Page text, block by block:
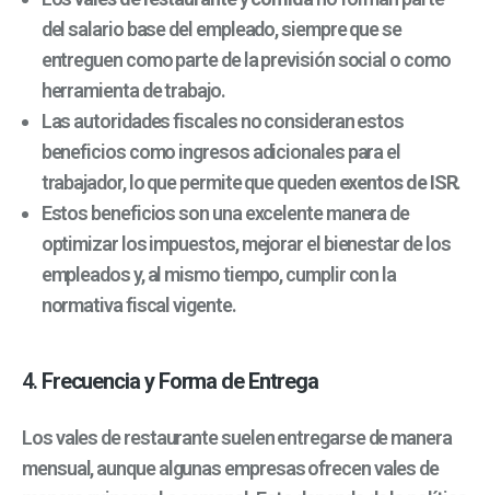
del salario base del empleado, siempre que se
entreguen como parte de la previsión social o como
herramienta de trabajo.
Las autoridades fiscales no consideran estos
beneficios como ingresos adicionales para el
trabajador, lo que permite que quedenexentos de ISR.
Estos beneficios son una excelente manera de
optimizar los impuestos, mejorar el bienestar de los
empleados y, al mismo tiempo, cumplir con la
normativa fiscal vigente.
4. Frecuencia y Forma de Entrega
Los vales de restaurante suelen entregarse de manera
mensual, aunque algunas empresas ofrecen vales de